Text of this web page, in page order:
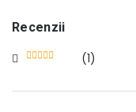
Recenzii
(1)